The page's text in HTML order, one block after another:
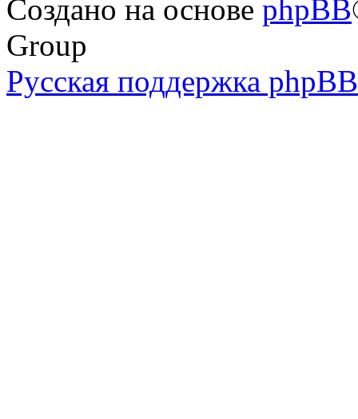
Создано на основе phpBB
Group
Русская поддержка phpBB